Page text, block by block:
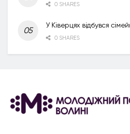
0 SHARES
У Ківерцях відбувся
0 SHARES